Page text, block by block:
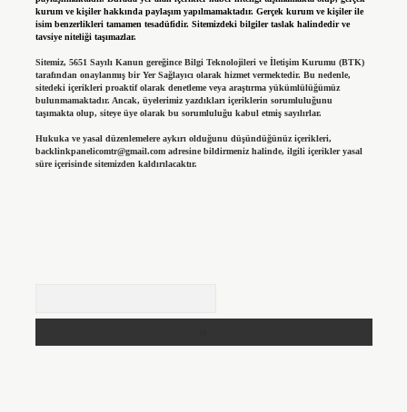
kurum ve kişiler hakkında paylaşım yapılmamaktadır. Gerçek kurum ve kişiler ile
isim benzerlikleri tamamen tesadüfidir. Sitemizdeki bilgiler taslak halindedir ve
tavsiye niteliği taşımazlar.
Sitemiz, 5651 Sayılı Kanun gereğince Bilgi Teknolojileri ve İletişim Kurumu (BTK)
tarafından onaylanmış bir Yer Sağlayıcı olarak hizmet vermektedir. Bu nedenle,
sitedeki içerikleri proaktif olarak denetleme veya araştırma yükümlülüğümüz
bulunmamaktadır. Ancak, üyelerimiz yazdıkları içeriklerin sorumluluğunu
taşımakta olup, siteye üye olarak bu sorumluluğu kabul etmiş sayılırlar.
Hukuka ve yasal düzenlemelere aykırı olduğunu düşündüğünüz içerikleri,
backlinkpanelicomtr@gmail.comadresine bildirmeniz halinde, ilgili içerikler yasal
süre içerisinde sitemizden kaldırılacaktır.